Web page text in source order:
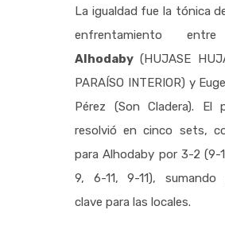
La igualdad fue la tónica
enfrentamiento
Alhodaby (HUJASE
PARAÍSO INTERIOR) y
Pérez (Son Cladera). El
resolvió en cinco sets,
para Alhodaby por 3-2 (9-
9, 6-11, 9-11),
clave para las locales.